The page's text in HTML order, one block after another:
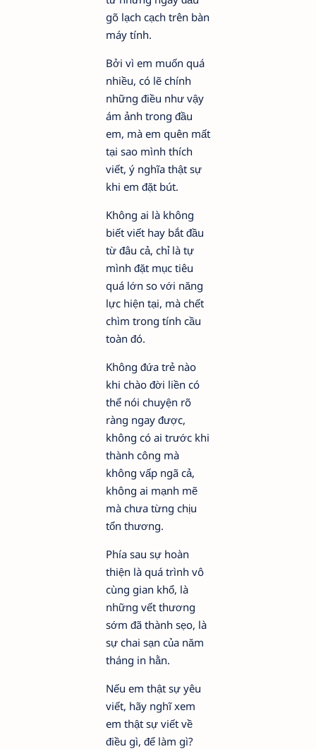
gõ lạch cạch trên bàn
máy tính.
Bởi vì em muốn quá
nhiều, có lẽ chính
những điều như vậy
ám ảnh trong đầu
em, mà em quên mất
tại sao mình thích
viết, ý nghĩa thật sự
khi em đặt bút.
Không ai là không
biết viết hay bắt đầu
từ đâu cả, chỉ là tự
mình đặt mục tiêu
quá lớn so với năng
lực hiện tại, mà chết
chìm trong tính cầu
toàn đó.
Không đứa trẻ nào
khi chào đời liền có
thể nói chuyện rõ
ràng ngay được,
không có ai trước khi
thành công mà
không vấp ngã cả,
không ai mạnh mẽ
mà chưa từng chịu
tổn thương.
Phía sau sự hoàn
thiện là quá trình vô
cùng gian khổ, là
những vết thương
sớm đã thành sẹo, là
sự chai sạn của năm
tháng in hằn.
Nếu em thật sự yêu
viết, hãy nghĩ xem
em thật sự viết về
điều gì, để làm gì?